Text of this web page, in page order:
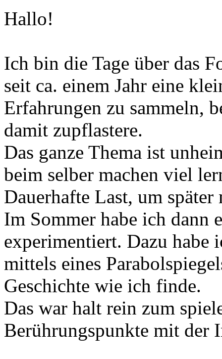
Hallo!
Ich bin die Tage über das
seit ca. einem Jahr eine
Erfahrungen zu sammeln,
damit zupflastere.
Das ganze Thema ist
beim selber machen viel
Dauerhafte Last, um
Im Sommer habe ich dann
experimentiert. Dazu habe
mittels eines
Geschichte wie ich finde.
Das war halt rein zum
Berührungspunkte mit der